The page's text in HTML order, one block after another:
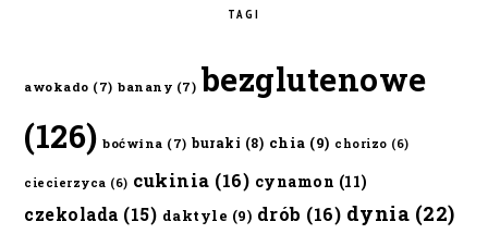
TAGI
awokado (7) banany (7) bezglutenowe
(126) boćwina (7) buraki (8) chia (9) chorizo (6)
ciecierzyca (6) cukinia (16) cynamon (11)
czekolada (15) daktyle (9) drób (16) dynia (22)